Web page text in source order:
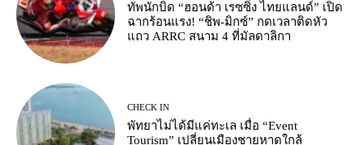
ทัพนักบิด “ฮอนด้า เรซซิ่ง ไทยแลนด์” เปิด
ฉากร้อนแรง! “ชิพ-มิกซ์” กดเวลาติดหัว
แถว ARRC สนาม 4 ที่มัลดาลิกา
CHECK IN
พัทยาไม่ได้มีแค่ทะเล เมื่อ “Event
Tourism” เปลี่ยนเมืองชายหาดใกล้